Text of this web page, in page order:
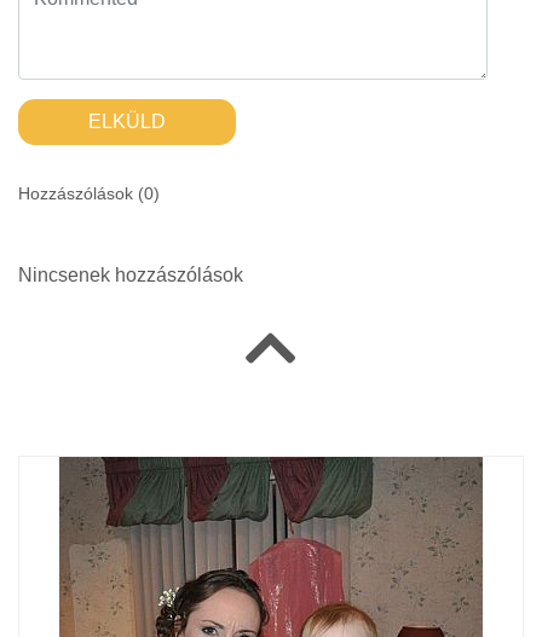
ELKÜLD
Hozzászólások (0)
Nincsenek hozzászólások